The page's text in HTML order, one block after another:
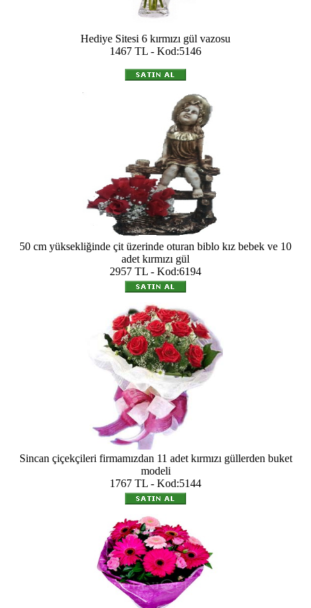
Hediye Sitesi 6 kırmızı gül vazosu
1467 TL - Kod:5146
50 cm yüksekliğinde çit üzerinde oturan biblo kız bebek ve 10
adet kırmızı gül
2957 TL - Kod:6194
Sincan çiçekçileri firmamızdan 11 adet kırmızı güllerden buket
modeli
1767 TL - Kod:5144